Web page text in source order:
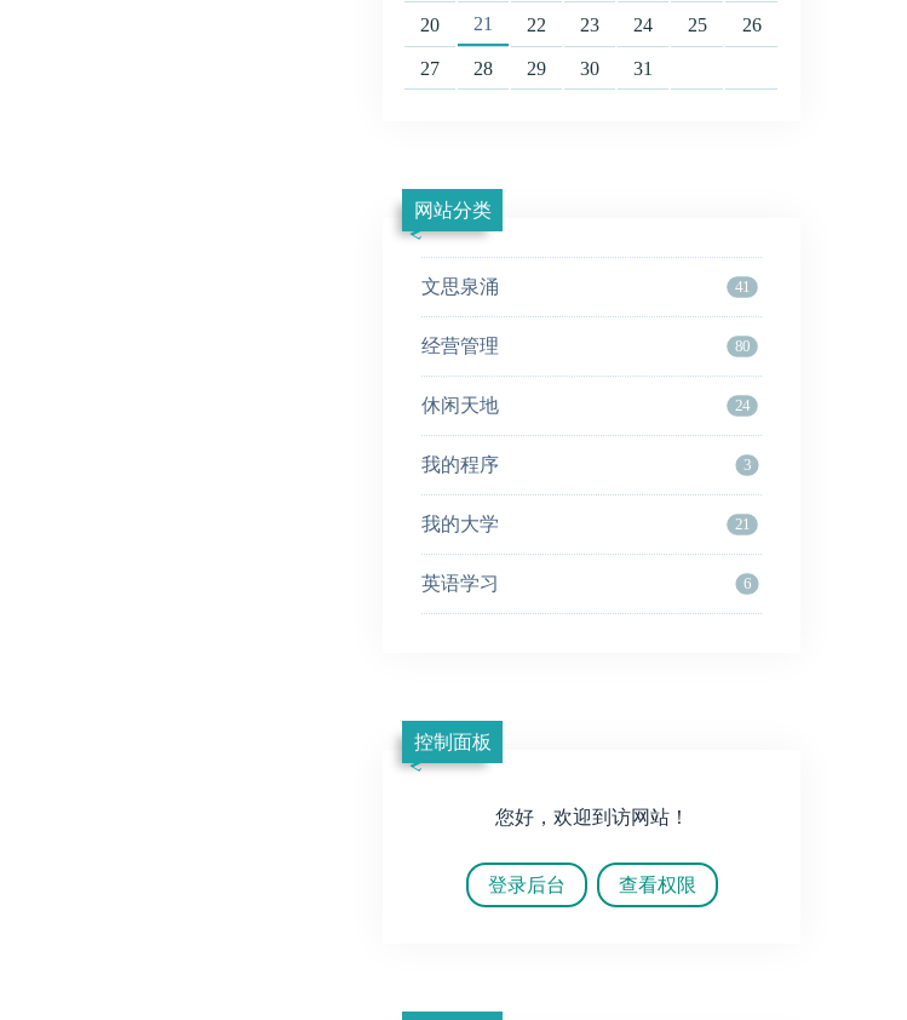
20 21 22 23 24 25 26
27 28 29 30 31
网站分类
文思泉涌 41
经营管理 80
休闲天地 24
我的程序 3
我的大学 21
英语学习 6
控制面板
您好，欢迎到访网站！
登录后台 查看权限